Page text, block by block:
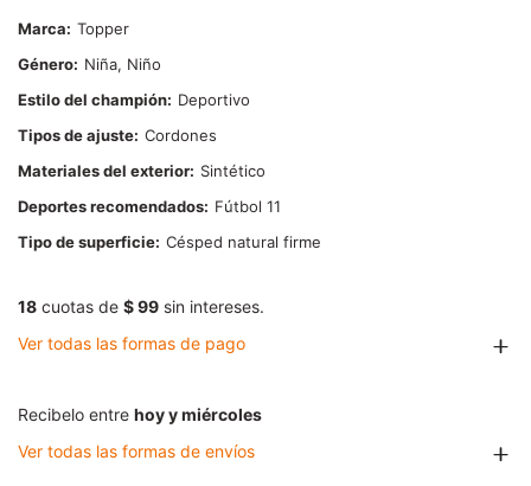
Marca
Topper
Género
Niña, Niño
Estilo del champión
Deportivo
Tipos de ajuste Cordones
Materiales del exterior
Sintético
Deportes recomendados
Fútbol 11
Tipo de superficie Césped natural firme
18 cuotas de $ 99 sin intereses.
Ver todas las formas de pago
Recibelo entre hoy y miércoles
Ver todas las formas de envíos